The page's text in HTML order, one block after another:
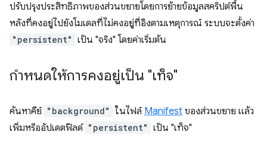
ปรับปรุงประสิทธิภาพของส่วนขยายโดยการย้ายข้อมูลสคริปต์พื้น
หลังที่คงอยู่ไปยังโมเดลที่ไม่คงอยู่ที่อิงตามเหตุการณ์ ระบบจะตั้งค่า
"persistent" เป็น "จริง" โดยค่าเริ่มต้น
กำหนดให้การคงอยู่เป็น "เท็จ"
ค้นหาคีย์ "background" ในไฟล์ Manifest ของส่วนขยาย แล้ว
เพิ่มหรืออัปเดตฟิลด์ "persistent" เป็น "เท็จ"